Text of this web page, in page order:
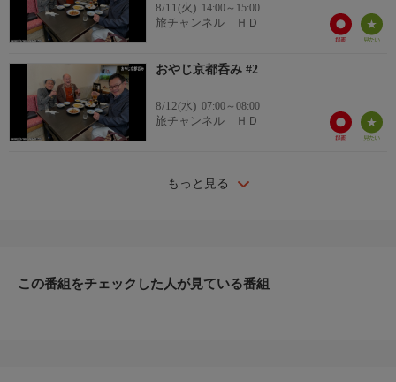
※次回は内容が異なる場合があります。ご了承ください。
8/11(火) 14:00～15:00
旅チャンネル ＨＤ
おやじ京都呑み #2
8/12(水) 07:00～08:00
旅チャンネル ＨＤ
もっと見る
この番組をチェックした人が見ている番組